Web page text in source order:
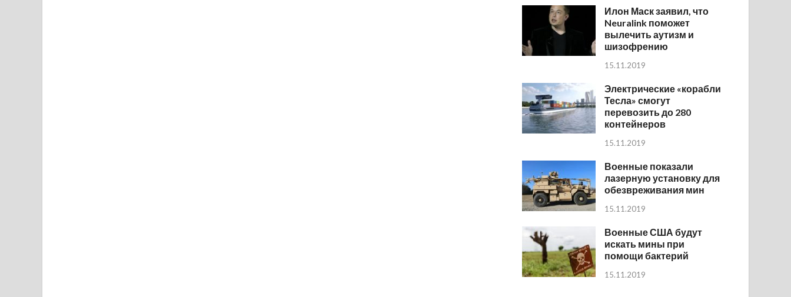
Илон Маск заявил, что
Neuralink поможет
вылечить аутизм и
шизофрению
15.11.2019
Электрические «корабли
Тесла» смогут
перевозить до 280
контейнеров
15.11.2019
Военные показали
лазерную установку для
обезвреживания мин
15.11.2019
Военные США будут
искать мины при
помощи бактерий
15.11.2019